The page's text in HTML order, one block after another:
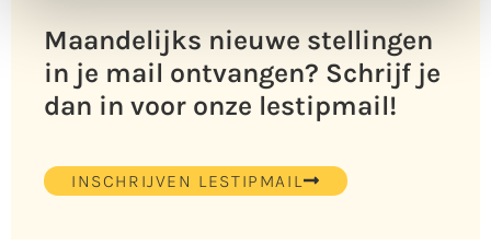
Maandelijks nieuwe stellingen
in je mail ontvangen? Schrijf je
dan in voor onze lestipmail!
INSCHRIJVEN LESTIPMAIL